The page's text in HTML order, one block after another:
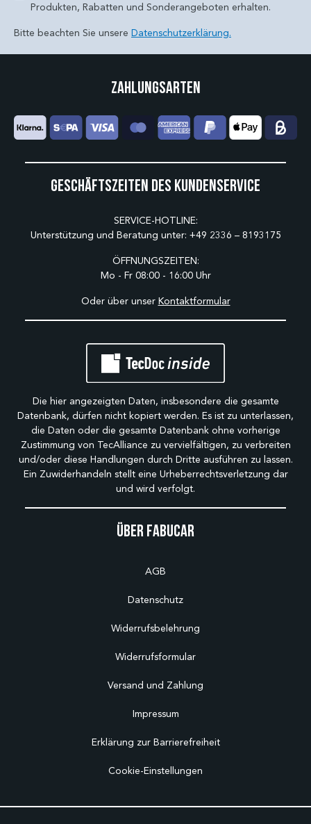
Produkten, Rabatten und Sonderangeboten erhalten.
Bitte beachten Sie unsere Datenschutzerklärung.
Über Fabucar
AGB
Datenschutz
Widerrufsbelehrung
Widerrufsformular
Versand und Zahlung
Impressum
Erklärung zur Barrierefreiheit
Cookie-Einstellungen
Geschäftszeiten des Kundenservice
SERVICE-HOTLINE:
Unterstützung und Beratung unter: +49 2336 – 8193175
ÖFFNUNGSZEITEN:
Mo - Fr 08:00 - 16:00 Uhr
Oder über unser Kontaktformular
Zahlungsarten
Die hier angezeigten Daten, insbesondere die gesamte
Datenbank, dürfen nicht kopiert werden. Es ist zu unterlassen,
die Daten oder die gesamte Datenbank ohne vorherige
Zustimmung von TecAlliance zu vervielfältigen, zu verbreiten
und/oder diese Handlungen durch Dritte ausführen zu lassen.
Ein Zuwiderhandeln stellt eine Urheberrechtsverletzung dar
und wird verfolgt.